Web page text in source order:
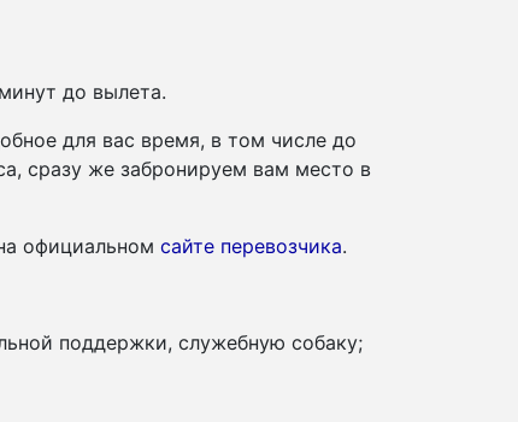
до вылета.
для вас время, в том числе до
сразу же забронируем вам место в
официальном сайте перевозчика.
поддержки, служебную собаку;